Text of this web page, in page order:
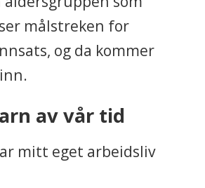
målstreken for
og da kommer
av vår tid
mitt eget arbeidsliv